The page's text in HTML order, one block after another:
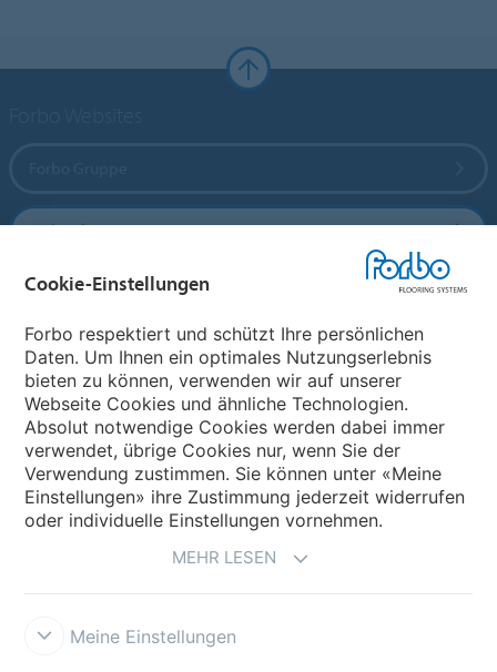
Forbo Flooring Systems
Forbo Movement Systems
Land auswählen
Land auswählen
Cookie-Einstellungen
Forbo respektiert und schützt Ihre persönlichen
Daten. Um Ihnen ein optimales Nutzungserlebnis
bieten zu können, verwenden wir auf unserer
Webseite Cookies und ähnliche Technologien.
Absolut notwendige Cookies werden dabei immer
verwendet, übrige Cookies nur, wenn Sie der
Verwendung zustimmen. Sie können unter «Meine
Einstellungen» ihre Zustimmung jederzeit widerrufen
oder individuelle Einstellungen vornehmen.
MEHR LESEN
Meine Einstellungen